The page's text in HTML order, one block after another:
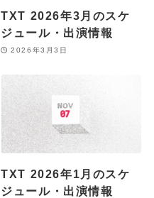
TXT 2026年3月のスケ
ジュール・出演情報
2026年3月3日
TXT 2026年1月のスケ
ジュール・出演情報